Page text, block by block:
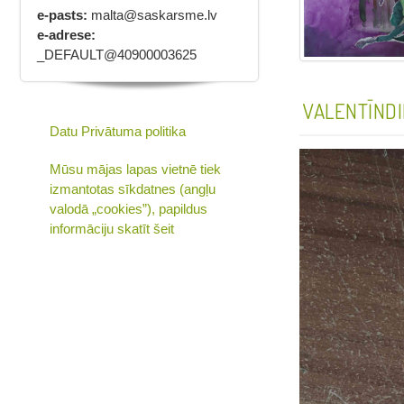
e-pasts: malta@saskarsme.lv
e-adrese:
_DEFAULT@40900003625
Datu Privātuma politika
Mūsu mājas lapas vietnē tiek
izmantotas sīkdatnes (angļu
valodā „cookies”), papildus
informāciju skatīt šeit